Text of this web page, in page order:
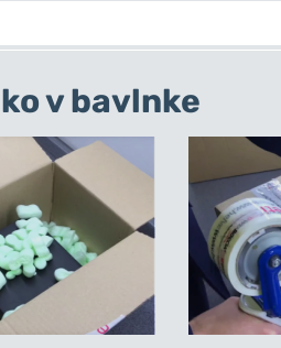
v bavlnke